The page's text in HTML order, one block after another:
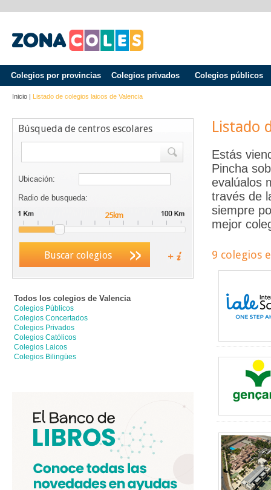
Colegios por provincias Colegios privados Colegios públicos
Inicio | Listado de colegios laicos de Valencia
Búsqueda de centros escolares
Ubicación:
Radio de busqueda:
Buscar colegios
Todos los colegios de Valencia
Colegios Públicos
Colegios Concertados
Colegios Privados
Colegios Católicos
Colegios Laicos
Colegios Bilingües
Listado
Estás
Pincha
evalúalos
través de
siempre
mejor
9 colegios